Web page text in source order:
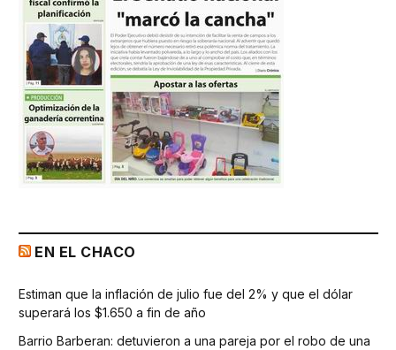
EN EL CHACO
Estiman que la inflación de julio fue del 2% y que el dólar
superará los $1.650 a fin de año
Barrio Barberan: detuvieron a una pareja por el robo de una